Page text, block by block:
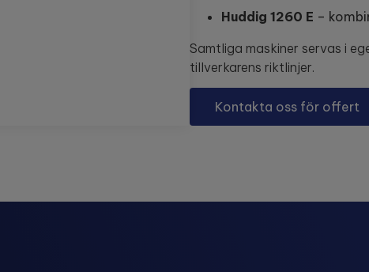
Huddig 1260 E –
Samtliga maskiner servas i
tillverkarens riktlinjer.
Kontakta oss för offert